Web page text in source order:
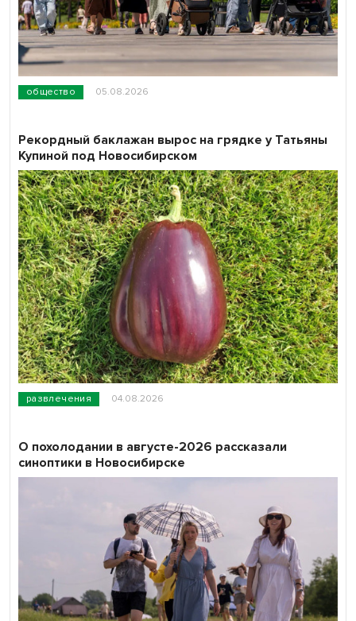
общество 05.08.2026
развлечения 04.08.2026
Рекордный баклажан вырос на грядке у Татьяны
Купиной под Новосибирском
О похолодании в августе-2026 рассказали
синоптики в Новосибирске